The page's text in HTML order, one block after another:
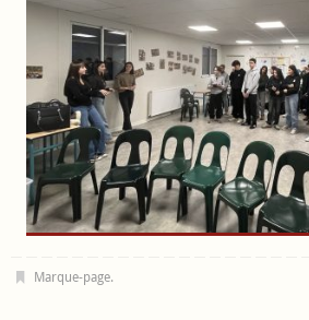
Marque-page.